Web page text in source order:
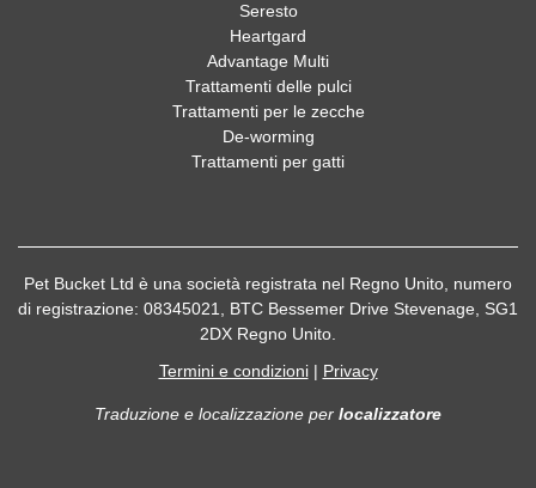
Seresto
Heartgard
Advantage Multi
Trattamenti delle pulci
Trattamenti per le zecche
De-worming
Trattamenti per gatti
Pet Bucket Ltd è una società registrata nel Regno Unito, numero
di registrazione: 08345021, BTC Bessemer Drive Stevenage, SG1
2DX Regno Unito.
Termini e condizioni| Privacy
Traduzione e localizzazione per localizzatore